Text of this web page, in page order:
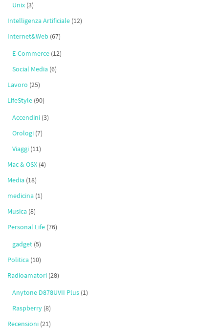
Unix (3)
Intelligenza Artificiale (12)
Internet&Web (67)
E-Commerce (12)
Social Media (6)
Lavoro (25)
LifeStyle (90)
Accendini (3)
Orologi (7)
Viaggi (11)
Mac & OSX (4)
Media (18)
medicina (1)
Musica (8)
Personal Life (76)
gadget (5)
Politica (10)
Radioamatori (28)
Anytone D878UVII Plus (1)
Raspberry (8)
Recensioni (21)